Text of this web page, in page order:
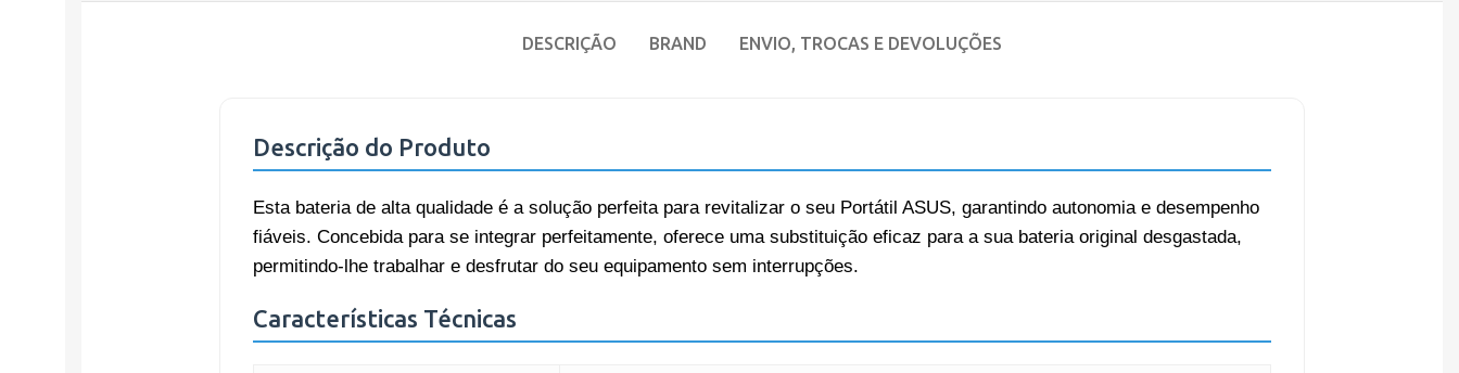
DESCRIÇÃO BRAND ENVIO, TROCAS E DEVOLUÇÕES
Descrição do Produto
Esta bateria de alta qualidade é a solução perfeita para revitalizar o seu Portátil ASUS, garantindo autonomia e desempenho
fiáveis. Concebida para se integrar perfeitamente, oferece uma substituição eficaz para a sua bateria original desgastada,
permitindo-lhe trabalhar e desfrutar do seu equipamento sem interrupções.
Características Técnicas